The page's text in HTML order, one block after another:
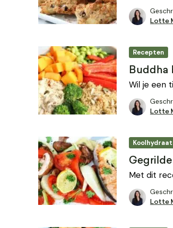
Lotte
Recepten
Buddha
Wil je een
Lotte
Met dit
Lotte